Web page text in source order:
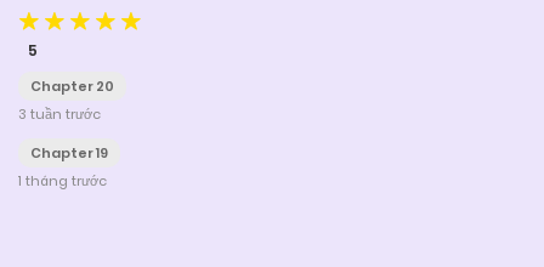
5
Chapter 20
3 tuần trước
Chapter 19
1 tháng trước